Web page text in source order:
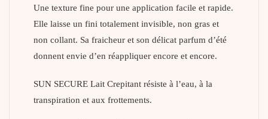
Une texture fine pour une application facile et rapide.
Elle laisse un fini totalement invisible, non gras et
non collant. Sa fraicheur et son délicat parfum d’été
donnent envie d’en réappliquer encore et encore.
SUN SECURE Lait Crepitant résiste à l’eau, à la
transpiration et aux frottements.